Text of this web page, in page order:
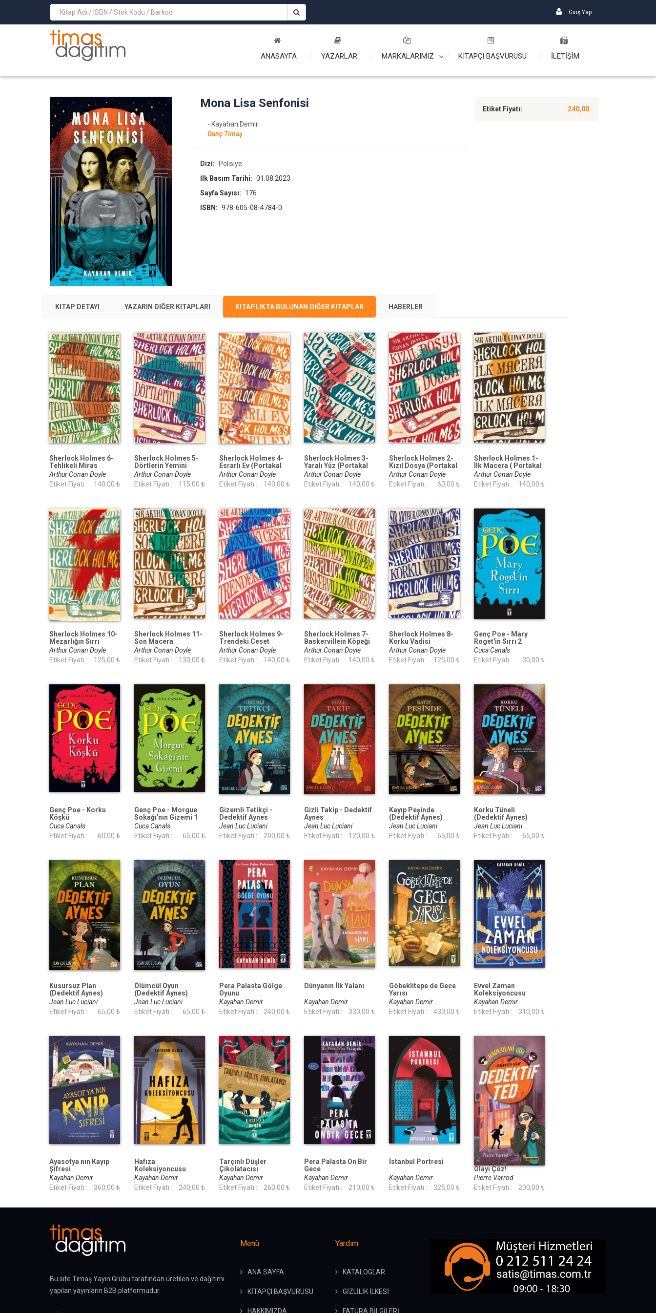
>
Giriş Yap
ANASAYFA YAZARLAR MARKALARIMIZ KITAPÇI BAŞVURUSU İLETİŞİM
Mona Lisa Senfonisi
- Kayahan Demir
Genç Timaş
Dizi:
Polisiye
İlk Basım Tarihi: 01.08.2023
Sayfa Sayısı:
176
ISBN: 978-605-08-4784-0
Etiket Fiyatı: 240,00
KITAP DETAYI YAZARIN DIĞER KITAPLARI KITAPLIKTA BULUNAN DIĞER KITAPLAR HABERLER
Sherlock Holmes 6-
Tehlikeli Miras
(Portakal Kitap)
Arthur Conan Doyle
Etiket Fiyatı :
140,00 ₺
Sherlock Holmes 5-
Dörtlerin Yemini
(Portakal Kitap)
Arthur Conan Doyle
Etiket Fiyatı :
115,00 ₺
Sherlock Holmes 4-
Esrarlı Ev (Portakal
Kitap)
Arthur Conan Doyle
Etiket Fiyatı :
140,00 ₺
Sherlock Holmes 3-
Yaralı Yüz (Portakal
Kitap)
Arthur Conan Doyle
Etiket Fiyatı :
140,00 ₺
Sherlock Holmes 2-
Kızıl Dosya (Portakal
Kitap)
Arthur Conan Doyle
Etiket Fiyatı :
60,00 ₺
Sherlock Holmes 1-
İlk Macera ( Portakal
Kitap)
Arthur Conan Doyle
Etiket Fiyatı :
140,00 ₺
Sherlock Holmes 10-
Mezarlığın Sırrı
(Portakal Kitap)
Arthur Conan Doyle
Etiket Fiyatı :
125,00 ₺
Sherlock Holmes 11-
Son Macera
(Portakal Kitap)
Arthur Conan Doyle
Etiket Fiyatı :
130,00 ₺
Sherlock Holmes 9-
Trendeki Ceset
(Portakal Kitap)
Arthur Conan Doyle
Etiket Fiyatı :
140,00 ₺
Sherlock Holmes 7-
Baskervillein Köpeği
(Portakal Kitap)
Arthur Conan Doyle
Etiket Fiyatı :
140,00 ₺
Sherlock Holmes 8-
Korku Vadisi
(Portakal Kitap)
Arthur Conan Doyle
Etiket Fiyatı :
125,00 ₺
Genç Poe - Mary
Roget'in Sırrı 2
Cuca Canals
Etiket Fiyatı :
30,00 ₺
Genç Poe - Korku
Köşkü
Cuca Canals
Etiket Fiyatı :
60,00 ₺
Genç Poe - Morgue
Sokağı'nın Gizemi 1
Cuca Canals
Etiket Fiyatı :
65,00 ₺
Gizemli Tetikçi -
Dedektif Aynes
Jean Luc Luciani
Etiket Fiyatı :
200,00 ₺
Gizli Takip - Dedektif
Aynes
Jean Luc Luciani
Etiket Fiyatı :
120,00 ₺
Kayıp Peşinde
(Dedektif Aynes)
Jean Luc Luciani
Etiket Fiyatı :
65,00 ₺
Korku Tüneli
(Dedektif Aynes)
Jean Luc Luciani
Etiket Fiyatı :
65,00 ₺
Kusursuz Plan
(Dedektif Aynes)
Jean Luc Luciani
Etiket Fiyatı :
65,00 ₺
Ölümcül Oyun
(Dedektif Aynes)
Jean Luc Luciani
Etiket Fiyatı :
65,00 ₺
Pera Palasta Gölge
Oyunu
Kayahan Demir
Etiket Fiyatı :
240,00 ₺
Dünyanın İlk Yalanı
Kayahan Demir
Etiket Fiyatı :
330,00 ₺
Göbeklitepe de Gece
Yarısı
Kayahan Demir
Etiket Fiyatı :
430,00 ₺
Evvel Zaman
Koleksiyoncusu
Kayahan Demir
Etiket Fiyatı :
310,00 ₺
Ayasofya nın Kayıp
Şifresi
Kayahan Demir
Etiket Fiyatı :
360,00 ₺
Hafıza
Koleksiyoncusu
Kayahan Demir
Etiket Fiyatı :
240,00 ₺
Tarçınlı Düşler
Çikolatacısı
Kayahan Demir
Etiket Fiyatı :
260,00 ₺
Pera Palasta On Bir
Gece
Kayahan Demir
Etiket Fiyatı :
210,00 ₺
İstanbul Portresi
Kayahan Demir
Etiket Fiyatı :
325,00 ₺
Dedektif Ted-Hadi
Olayı Çöz!
Pierre Varrod
Etiket Fiyatı :
200,00 ₺
Bu site Timaş Yayın Grubu tarafından üretilen ve dağıtımı
yapılan yayınların B2B platformudur.
Menü
ANA SAYFA
KİTAPÇI BAŞVURUSU
HAKKIMIZDA
Yardım
KATALOGLAR
GİZLİLİK İLKESİ
FATURA BİLGİLERİ